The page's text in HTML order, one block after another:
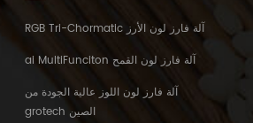
RGB Tri-Chormatic آلة فارز لون الأرز
ai MultiFunciton آلة فارز لون القمح
آلة فارز لون اللوز عالية الجودة من
grotech الصين